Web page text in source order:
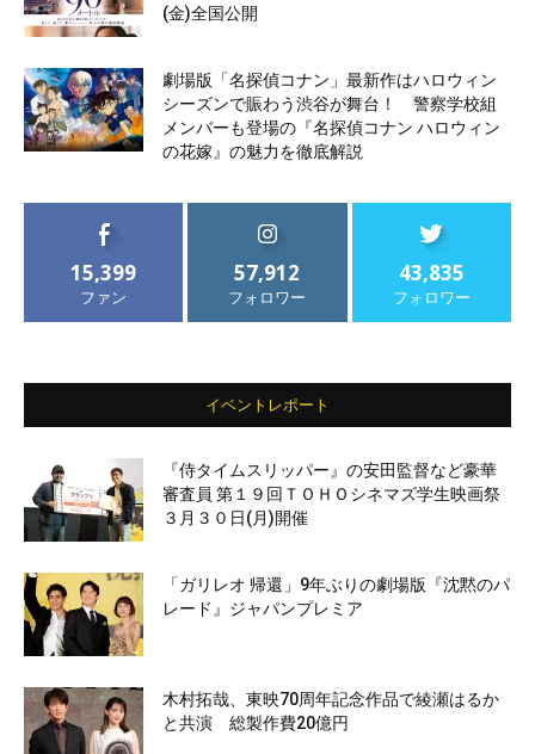
(金)全国公開
劇場版「名探偵コナン」最新作はハロウィン
シーズンで賑わう渋谷が舞台！ 警察学校組
メンバーも登場の『名探偵コナン ハロウィン
の花嫁』の魅力を徹底解説
15,399
ファン
57,912
フォロワー
43,835
フォロワー
イベントレポート
『侍タイムスリッパー』の安田監督など豪華
審査員 第１９回ＴＯＨＯシネマズ学生映画祭
３月３０日(月)開催
「ガリレオ 帰還」9年ぶりの劇場版『沈黙のパ
レード』ジャパンプレミア
木村拓哉、東映70周年記念作品で綾瀬はるか
と共演 総製作費20億円